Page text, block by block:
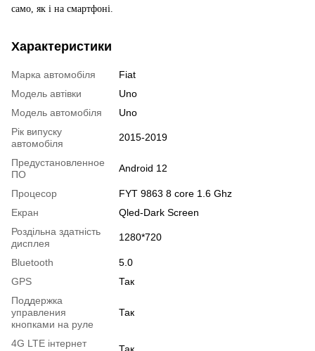
само, як і на смартфоні.
Характеристики
Марка автомобіля
Fiat
Модель автівки
Uno
Модель автомобіля
Uno
Рік випуску
автомобіля
2015-2019
Предустановленное
ПО
Android 12
Процесор
FYT 9863 8 core 1.6 Ghz
Екран
Qled-Dark Screen
Роздільна здатність
дисплея
1280*720
Bluetooth
5.0
GPS
Так
Поддержка
управления
кнопками на руле
Так
4G LTE інтернет